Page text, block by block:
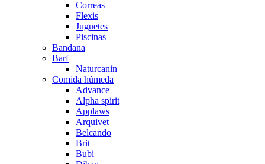
Correas
Flexis
Juguetes
Piscinas
Bandana
Barf
Naturcanin
Comida húmeda
Advance
Alpha spirit
Applaws
Arquivet
Belcando
Brit
Bubi